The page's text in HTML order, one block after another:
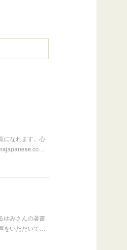
になれます。心
ゆみさんの著書
をいただいて…